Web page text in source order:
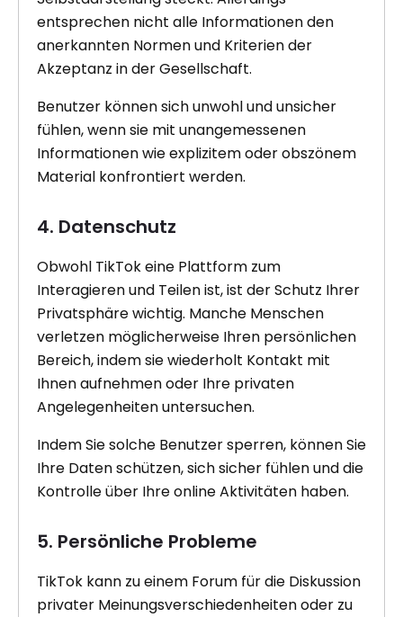
entsprechen nicht alle Informationen den
anerkannten Normen und Kriterien der
Akzeptanz in der Gesellschaft.
Benutzer können sich unwohl und unsicher
fühlen, wenn sie mit unangemessenen
Informationen wie explizitem oder obszönem
Material konfrontiert werden.
4. Datenschutz
Obwohl TikTok eine Plattform zum
Interagieren und Teilen ist, ist der Schutz Ihrer
Privatsphäre wichtig. Manche Menschen
verletzen möglicherweise Ihren persönlichen
Bereich, indem sie wiederholt Kontakt mit
Ihnen aufnehmen oder Ihre privaten
Angelegenheiten untersuchen.
Indem Sie solche Benutzer sperren, können Sie
Ihre Daten schützen, sich sicher fühlen und die
Kontrolle über Ihre online Aktivitäten haben.
5. Persönliche Probleme
TikTok kann zu einem Forum für die Diskussion
privater Meinungsverschiedenheiten oder zu